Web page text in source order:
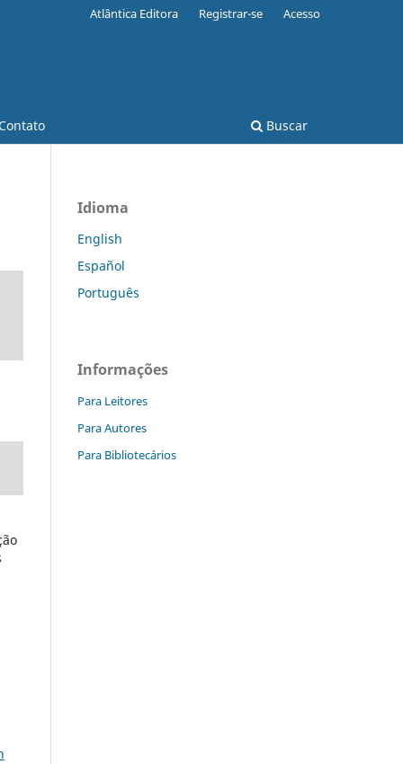
Buscar
Atlântica Editora Registrar-se Acesso
Idioma
English
Español
Português
Informações
Para Leitores
Para Autores
Para Bibliotecários